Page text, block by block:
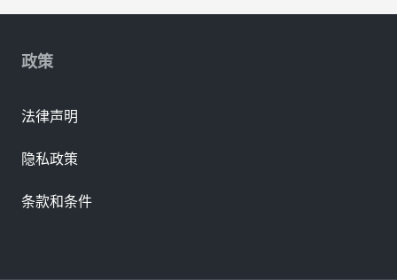
政策
法律声明
隐私政策
条款和条件